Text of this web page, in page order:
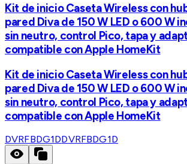
Kit de inicio Caseta Wireless con
pared Diva de 150 W LED o 600 W
sin neutro, control Pico, tapa y
compatible con Apple HomeKit
Kit de inicio Caseta Wireless con
pared Diva de 150 W LED o 600 W
sin neutro, control Pico, tapa y
compatible con Apple HomeKit
DVRFBDG1DDVRFBDG1D